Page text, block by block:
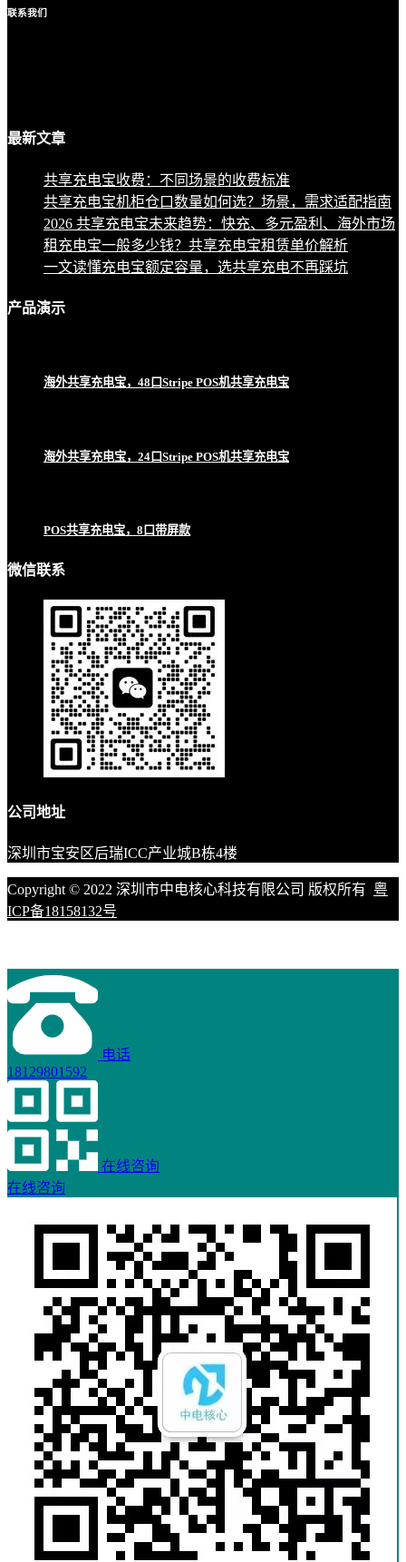
联系我们
最新文章
共享充电宝收费：不同场景的收费标准
共享充电宝机柜仓口数量如何选？场景，需求适配指南
2026 共享充电宝未来趋势：快充、多元盈利、海外市场
租充电宝一般多少钱？共享充电宝租赁单价解析
一文读懂充电宝额定容量，选共享充电不再踩坑
产品演示
海外共享充电宝，48口Stripe POS机共享充电宝
海外共享充电宝，24口Stripe POS机共享充电宝
POS共享充电宝，8口带屏款
微信联系
公司地址
深圳市宝安区后瑞ICC产业城B栋4楼
Copyright © 2022 深圳市中电核心科技有限公司 版权所有 粤
ICP备18158132号
电话
18129801592
在线咨询
在线咨询